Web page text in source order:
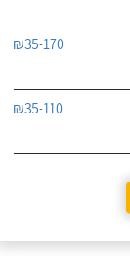
₪35-170
₪35-110